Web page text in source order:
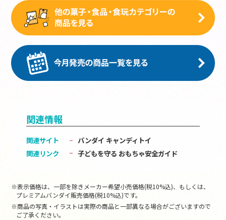
関連情報
関連サイト
バンダイ キャンディトイ
関連リンク
子どもを守る おもちゃ安全ガイド
※表示価格は、一部を除きメーカー希望小売価格(税10%込)、もしくは、
プレミアムバンダイ販売価格(税10%込)です。
※商品の写真・イラストは実際の商品と一部異なる場合がございますので
ご了承ください。